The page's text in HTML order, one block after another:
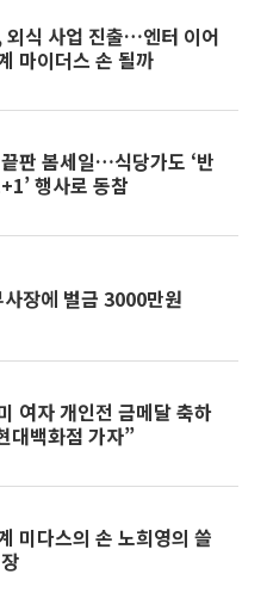
외식 사업 진출…엔터 이어
마이더스 손 될까
판 봄세일…식당가도 ‘반
행사로 동참
장에 벌금 3000만원
여자 개인전 금메달 축하
대백화점 가자”
미다스의 손 노희영의 쓸